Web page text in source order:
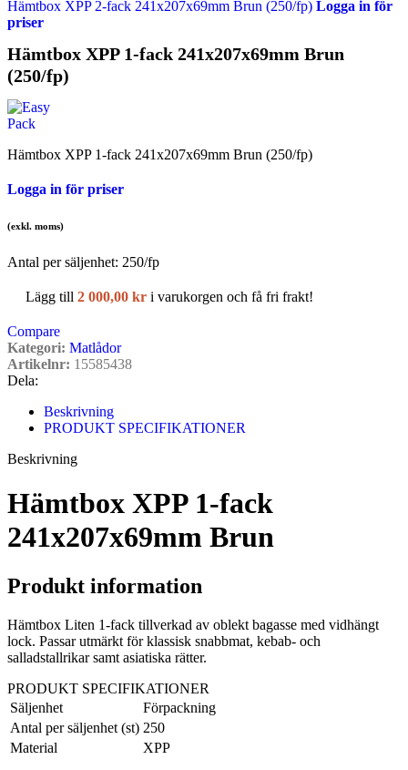
Hämtbox XPP 2-fack 241x207x69mm Brun (250/fp) Logga in för
priser
Hämtbox XPP 1-fack 241x207x69mm Brun
(250/fp)
Hämtbox XPP 1-fack 241x207x69mm Brun (250/fp)
Logga in för priser
(exkl. moms)
Antal per säljenhet: 250/fp
Lägg till 2 000,00 kr i varukorgen och få fri frakt!
Compare
Kategori: Matlådor
Artikelnr: 15585438
Dela:
Beskrivning
PRODUKT SPECIFIKATIONER
Beskrivning
Hämtbox XPP 1-fack
241x207x69mm Brun
Produkt information
Hämtbox Liten 1-fack tillverkad av oblekt bagasse med vidhängt
lock. Passar utmärkt för klassisk snabbmat, kebab- och
salladstallrikar samt asiatiska rätter.
PRODUKT SPECIFIKATIONER
Säljenhet
Förpackning
Antal per säljenhet (st) 250
Material
XPP